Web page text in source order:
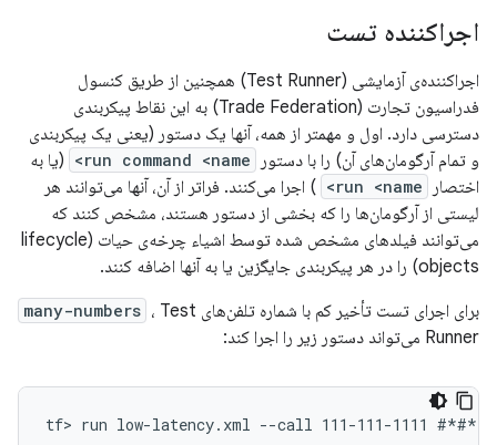
اجراکننده تست
اجراکننده‌ی آزمایشی (Test Runner) همچنین از طریق کنسول
فدراسیون تجارت (Trade Federation) به این نقاط پیکربندی
دسترسی دارد. اول و مهمتر از همه، آنها یک دستور (یعنی یک پیکربندی
و تمام آرگومان‌های آن) را با دستور
run command <name>
(یا به
اختصار
run <name>
) اجرا می‌کنند. فراتر از آن، آنها می‌توانند هر
لیستی از آرگومان‌ها را که بخشی از دستور هستند، مشخص کنند که
می‌توانند فیلدهای مشخص شده توسط اشیاء چرخه‌ی حیات (lifecycle
objects) را در هر پیکربندی جایگزین یا به آنها اضافه کنند.
برای اجرای تست تأخیر کم با شماره تلفن‌های
many-numbers ، Test
Runner می‌تواند دستور زیر را اجرا کند: